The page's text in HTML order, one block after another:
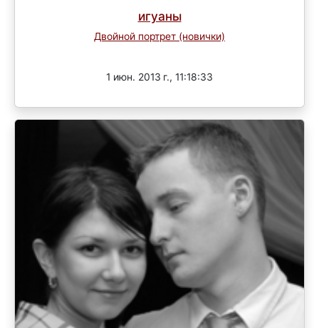
игуаны
Двойной портрет (новички)
1 июн. 2013 г., 11:18:33